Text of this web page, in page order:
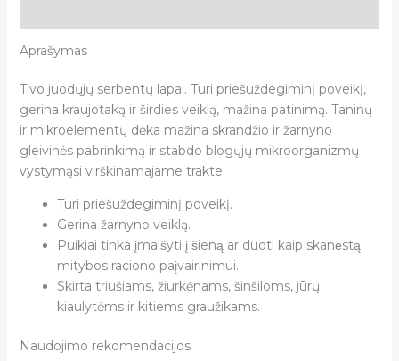
Aprašymas
Tivo juodųjų serbentų lapai. Turi priešuždegiminį poveikį,
gerina kraujotaką ir širdies veiklą, mažina patinimą. Taninų
ir mikroelementų dėka mažina skrandžio ir žarnyno
gleivinės pabrinkimą ir stabdo blogųjų mikroorganizmų
vystymąsi virškinamajame trakte.
Turi priešuždegiminį poveikį.
Gerina žarnyno veiklą.
Puikiai tinka įmaišyti į šieną ar duoti kaip skanėstą
mitybos raciono paįvairinimui.
Skirta triušiams, žiurkėnams, šinšiloms, jūrų
kiaulytėms ir kitiems graužikams.
Naudojimo rekomendacijos